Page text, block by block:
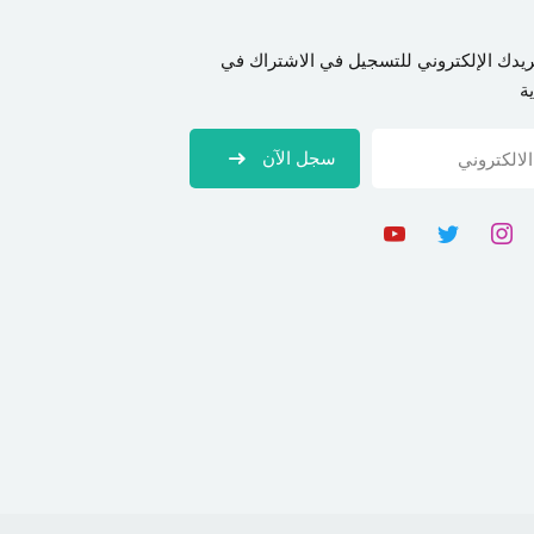
الإلكتروني للتسجيل في الاشتراك في
سجل الآن